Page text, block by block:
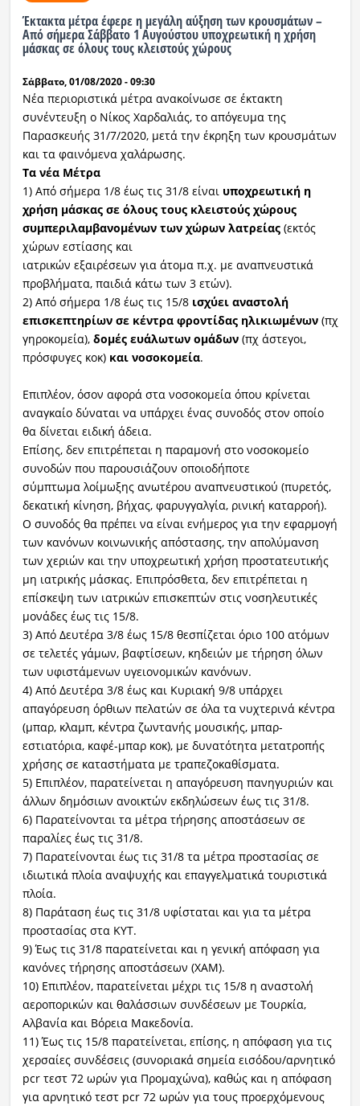
Έκτακτα μέτρα έφερε η μεγάλη αύξηση των κρουσμάτων –
Από σήμερα Σάββατο 1 Αυγούστου υποχρεωτική η χρήση
μάσκας σε όλους τους κλειστούς χώρους
Σάββατο, 01/08/2020 - 09:30
Νέα περιοριστικά μέτρα ανακοίνωσε σε έκτακτη
συνέντευξη ο Νίκος Χαρδαλιάς, το απόγευμα της
Παρασκευής 31/7/2020, μετά την έκρηξη των κρουσμάτων
και τα φαινόμενα χαλάρωσης.
Τα νέα Μέτρα
1) Από σήμερα 1/8 έως τις 31/8 είναι υποχρεωτική η
χρήση μάσκας σε όλους τους κλειστούς χώρους
συμπεριλαμβανομένων των χώρων λατρείας(εκτός
χώρων εστίασης και
ιατρικών εξαιρέσεων για άτομα π.χ. με αναπνευστικά
προβλήματα, παιδιά κάτω των 3 ετών).
2) Από σήμερα 1/8 έως τις 15/8 ισχύει αναστολή
επισκεπτηρίων σε κέντρα φροντίδας ηλικιωμένων(πχ
γηροκομεία), δομές ευάλωτων ομάδων(πχ άστεγοι,
πρόσφυγες κοκ) και νοσοκομεία.
Επιπλέον, όσον αφορά στα νοσοκομεία όπου κρίνεται
αναγκαίο δύναται να υπάρχει ένας συνοδός στον οποίο
θα δίνεται ειδική άδεια.
Επίσης, δεν επιτρέπεται η παραμονή στο νοσοκομείο
συνοδών που παρουσιάζουν οποιοδήποτε
σύμπτωμα λοίμωξης ανωτέρου αναπνευστικού (πυρετός,
δεκατική κίνηση, βήχας, φαρυγγαλγία, ρινική καταρροή).
Ο συνοδός θα πρέπει να είναι ενήμερος για την εφαρμογή
των κανόνων κοινωνικής απόστασης, την απολύμανση
των χεριών και την υποχρεωτική χρήση προστατευτικής
μη ιατρικής μάσκας. Επιπρόσθετα, δεν επιτρέπεται η
επίσκεψη των ιατρικών επισκεπτών στις νοσηλευτικές
μονάδες έως τις 15/8.
3) Από Δευτέρα 3/8 έως 15/8 θεσπίζεται όριο 100 ατόμων
σε τελετές γάμων, βαφτίσεων, κηδειών με τήρηση όλων
των υφιστάμενων υγειονομικών κανόνων.
4) Από Δευτέρα 3/8 έως και Κυριακή 9/8 υπάρχει
απαγόρευση όρθιων πελατών σε όλα τα νυχτερινά κέντρα
(μπαρ, κλαμπ, κέντρα ζωντανής μουσικής, μπαρ-
εστιατόρια, καφέ-μπαρ κοκ), με δυνατότητα μετατροπής
χρήσης σε καταστήματα με τραπεζοκαθίσματα.
5) Επιπλέον, παρατείνεται η απαγόρευση πανηγυριών και
άλλων δημόσιων ανοικτών εκδηλώσεων έως τις 31/8.
6) Παρατείνονται τα μέτρα τήρησης αποστάσεων σε
παραλίες έως τις 31/8.
7) Παρατείνονται έως τις 31/8 τα μέτρα προστασίας σε
ιδιωτικά πλοία αναψυχής και επαγγελματικά τουριστικά
πλοία.
8) Παράταση έως τις 31/8 υφίσταται και για τα μέτρα
προστασίας στα ΚΥΤ.
9) Έως τις 31/8 παρατείνεται και η γενική απόφαση για
κανόνες τήρησης αποστάσεων (ΧΑΜ).
10) Επιπλέον, παρατείνεται μέχρι τις 15/8 η αναστολή
αεροπορικών και θαλάσσιων συνδέσεων με Τουρκία,
Αλβανία και Βόρεια Μακεδονία.
11) Έως τις 15/8 παρατείνεται, επίσης, η απόφαση για τις
χερσαίες συνδέσεις (συνοριακά σημεία εισόδου/αρνητικό
pcr τεστ 72 ωρών για Προμαχώνα), καθώς και η απόφαση
για αρνητικό τεστ pcr 72 ωρών για τους προερχόμενους